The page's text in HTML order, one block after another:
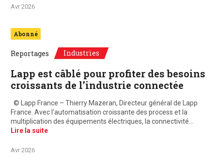
Avr 2026
Abonné
Reportages Industries
Lapp est câblé pour profiter des besoins
croissants de l’industrie connectée
© Lapp France – Thierry Mazeran, Directeur général de Lapp
France. Avec l’automatisation croissante des process et la
multiplication des équipements électriques, la connectivité…
Lire la suite
Avr 2026